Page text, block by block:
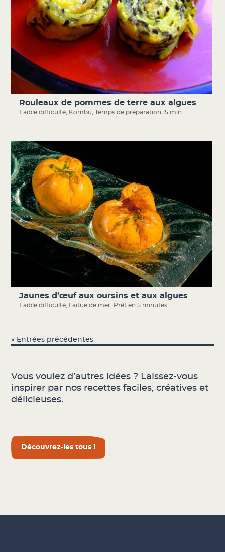
Rouleaux de pommes de terre aux algues
Faible difficulté Kombu ,Temps de préparation 15 min.
Jaunes d’œuf aux oursins et aux algues
Faible difficulté Laitue de mer Prêt en 5 minutes.
« Entrées précédentes
Vous voulez d’autres idées ? Laissez-vous
inspirer par nos recettes faciles, créatives et
délicieuses.
Découvrez-les tous !